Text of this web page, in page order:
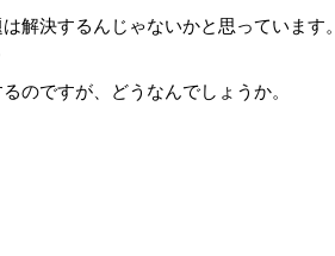
解決するんじゃないかと思っています。
のですが、どうなんでしょうか。